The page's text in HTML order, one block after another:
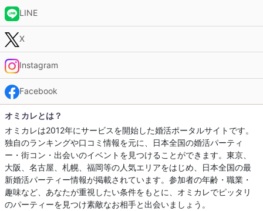
LINE
X
Instagram
Facebook
オミカレとは？
オミカレは2012年にサービスを開始した婚活ポータルサイトです。
独自のランキングや口コミ情報を元に、日本全国の婚活パーティ
ー・街コン・出会いのイベントを見つけることができます。東京、
大阪、名古屋、札幌、福岡等の人気エリアをはじめ、日本全国の最
新婚活パーティー情報が掲載されています。参加者の年齢・職業・
趣味など、あなたが重視したい条件をもとに、オミカレでピッタリ
のパーティーを見つけ素敵なお相手と出会いましょう。